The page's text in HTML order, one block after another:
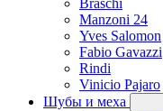
Braschi
Manzoni 24
Yves Salomon
Fabio Gavazzi
Rindi
Vinicio Pajaro
Шубы и меха